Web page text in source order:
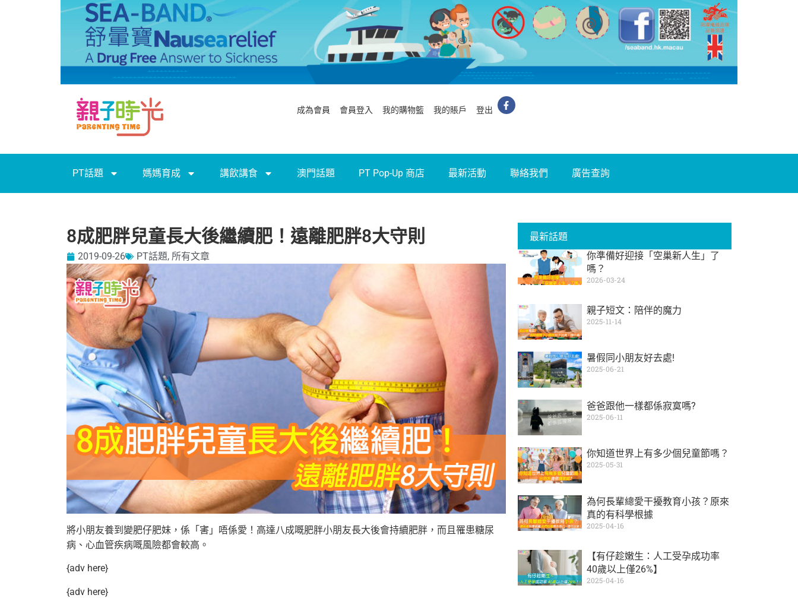
成為會員 會員登入 我的購物籃 我的賬戶 登出
PT話題 媽媽育成 講飲講食 澳門話題 PT Pop-Up 商店 最新活動 聯絡我們 廣告查詢
8成肥胖兒童長大後繼續肥！遠離肥胖8大守則
2019-09-26 PT話題, 所有文章
將小朋友養到變肥仔肥妹，係「害」唔係愛！高達八成嘅肥胖小朋友長大後會持續肥胖，而且罹患糖尿
病、心血管疾病嘅風險都會較高。
{adv here}
{adv here}
最新話題
你準備好迎接「空巢新人生」了
嗎？
2026-03-24
親子短文：陪伴的魔力
2025-11-14
暑假同小朋友好去處!
2025-06-21
爸爸跟他一樣都係寂寞嗎?
2025-06-11
你知道世界上有多少個兒童節嗎？
2025-05-31
為何長輩總愛干擾教育小孩？原來
真的有科學根據
2025-04-16
【有仔趁嫩生：人工受孕成功率
40歲以上僅26%】
2025-04-16